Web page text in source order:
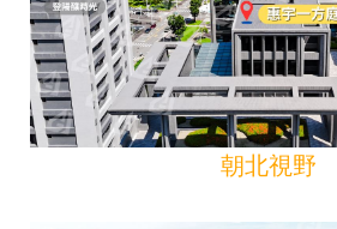
朝北視野